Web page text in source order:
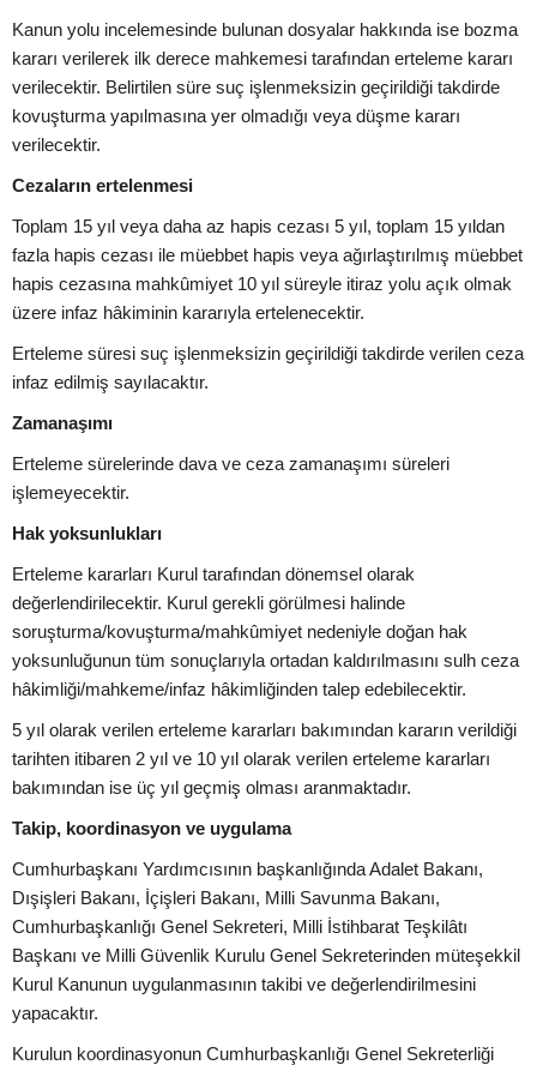
Kanun yolu incelemesinde bulunan dosyalar hakkında ise bozma
kararı verilerek ilk derece mahkemesi tarafından erteleme kararı
verilecektir. Belirtilen süre suç işlenmeksizin geçirildiği takdirde
kovuşturma yapılmasına yer olmadığı veya düşme kararı
verilecektir.
Cezaların ertelenmesi
Toplam 15 yıl veya daha az hapis cezası 5 yıl, toplam 15 yıldan
fazla hapis cezası ile müebbet hapis veya ağırlaştırılmış müebbet
hapis cezasına mahkûmiyet 10 yıl süreyle itiraz yolu açık olmak
üzere infaz hâkiminin kararıyla ertelenecektir.
Erteleme süresi suç işlenmeksizin geçirildiği takdirde verilen ceza
infaz edilmiş sayılacaktır.
Zamanaşımı
Erteleme sürelerinde dava ve ceza zamanaşımı süreleri
işlemeyecektir.
Hak yoksunlukları
Erteleme kararları Kurul tarafından dönemsel olarak
değerlendirilecektir. Kurul gerekli görülmesi halinde
soruşturma/kovuşturma/mahkûmiyet nedeniyle doğan hak
yoksunluğunun tüm sonuçlarıyla ortadan kaldırılmasını sulh ceza
hâkimliği/mahkeme/infaz hâkimliğinden talep edebilecektir.
5 yıl olarak verilen erteleme kararları bakımından kararın verildiği
tarihten itibaren 2 yıl ve 10 yıl olarak verilen erteleme kararları
bakımından ise üç yıl geçmiş olması aranmaktadır.
Takip, koordinasyon ve uygulama
Cumhurbaşkanı Yardımcısının başkanlığında Adalet Bakanı,
Dışişleri Bakanı, İçişleri Bakanı, Milli Savunma Bakanı,
Cumhurbaşkanlığı Genel Sekreteri, Milli İstihbarat Teşkilâtı
Başkanı ve Milli Güvenlik Kurulu Genel Sekreterinden müteşekkil
Kurul Kanunun uygulanmasının takibi ve değerlendirilmesini
yapacaktır.
Kurulun koordinasyonun Cumhurbaşkanlığı Genel Sekreterliği